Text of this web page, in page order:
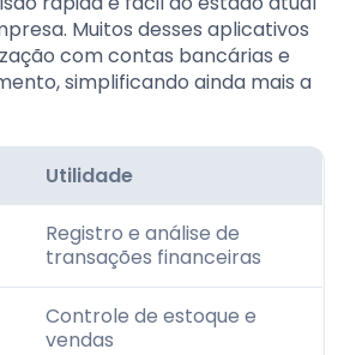
Muitos desses aplicativos
com contas bancárias e
simplificando ainda mais a
Utilidade
Registro e análise de
transações financeiras
Controle de estoque e
vendas